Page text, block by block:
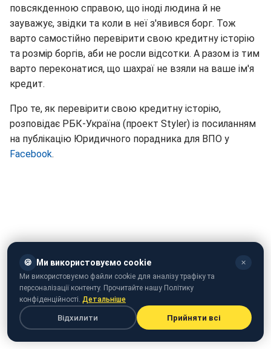
повсякденною справою, що іноді людина й не
зауважує, звідки та коли в неї з'явився борг. Тож
варто самостійно перевірити свою кредитну історію
та розмір боргів, аби не росли відсотки. А разом із тим
варто переконатися, що шахраї не взяли на ваше ім'я
кредит.
Про те, як перевірити свою кредитну історію,
розповідає РБК-Україна (проект Styler) із посиланням
на публікацію Юридичного порадника для ВПО у
Facebook.
🍪 Ми використовуємо cookie ✕
Ми використовуємо файли cookie для аналізу трафіку та
персоналізації контенту. Прочитайте нашу Політику
конфіденційності. Детальніше
Відхилити Прийняти всі